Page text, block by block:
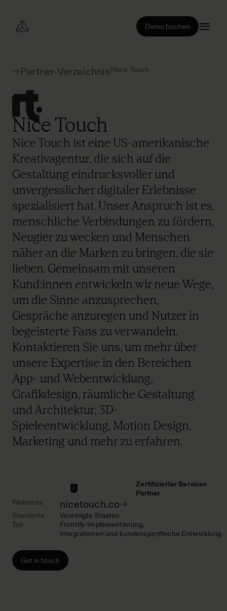
Demo buchen
Partner-Verzeichnis|Nice Touch
Zertifizierter Services
Partner
Webseite
nicetouch.co
Standorte
Vereinigte Staaten
Typ
Frontify-Implementierung
Integrationen und kundenspezifische Entwicklung
Get in touch
Nice Touch
Nice Touch ist eine US-amerikanische
Kreativagentur, die sich auf die
Gestaltung eindrucksvoller und
unvergesslicher digitaler Erlebnisse
spezialisiert hat. Unser Anspruch ist es,
menschliche Verbindungen zu fördern,
Neugier zu wecken und Menschen
näher an die Marken zu bringen, die sie
lieben. Gemeinsam mit unseren
Kund:innen entwickeln wir neue Wege,
um die Sinne anzusprechen,
Gespräche anzuregen und Nutzer in
begeisterte Fans zu verwandeln.
Kontaktieren Sie uns, um mehr über
unsere Expertise in den Bereichen
App- und Webentwicklung,
Grafikdesign, räumliche Gestaltung
und Architektur, 3D-
Spieleentwicklung, Motion Design,
Marketing und mehr zu erfahren.